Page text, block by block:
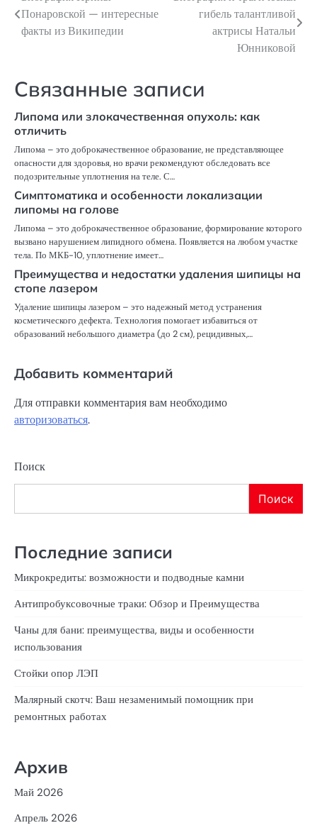
по
Понаровской — интересные
факты из Википедии
гибель талантливой
актрисы Натальи
Юнниковой
Связанные записи
Липома или злокачественная опухоль: как
отличить
Липома – это доброкачественное образование, не представляющее
опасности для здоровья, но врачи рекомендуют обследовать все
подозрительные уплотнения на теле. С…
Симптоматика и особенности локализации
липомы на голове
Липома – это доброкачественное образование, формирование которого
вызвано нарушением липидного обмена. Появляется на любом участке
тела. По МКБ-10, уплотнение имеет…
Преимущества и недостатки удаления шипицы на
стопе лазером
Удаление шипицы лазером – это надежный метод устранения
косметического дефекта. Технология помогает избавиться от
образований небольшого диаметра (до 2 см), рецидивных,…
Добавить комментарий
Для отправки комментария вам необходимо
авторизоваться.
Поиск
Поиск
Последние записи
Микрокредиты: возможности и подводные камни
Антипробуксовочные траки: Обзор и Преимущества
Чаны для бани: преимущества, виды и особенности
использования
Стойки опор ЛЭП
Малярный скотч: Ваш незаменимый помощник при
ремонтных работах
Архив
Май 2026
Апрель 2026